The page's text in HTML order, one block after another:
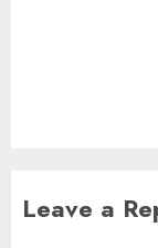
Leave a